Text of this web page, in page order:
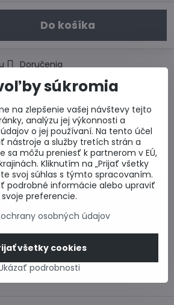
Do košíka
Doručenia
Nasledujúci produkt
súkromia
na zlepšenie vašej návštevy tejto
analýzu jej výkonnosti a
o jej používaní. Na tento účel
nástroje a služby tretích strán a
sa môžu preniesť k partnerom v EÚ,
Kliknutím na „Prijať všetky
svoj súhlas s týmto spracovaním.
podrobné informácie alebo upraviť
svoje preferencie.
osobných údajov
podrobnosti
všetky cookies